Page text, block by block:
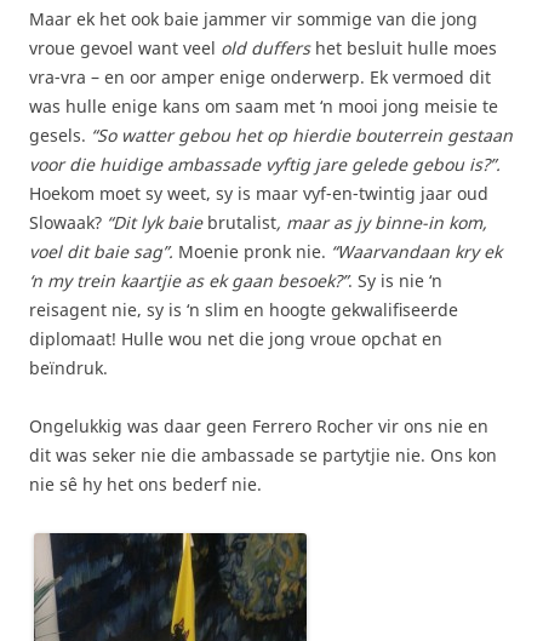
Maar ek het ook baie jammer vir sommige van die jong
vroue gevoel want veel old duffershet besluit hulle moes
vra-vra – en oor amper enige onderwerp. Ek vermoed dit
was hulle enige kans om saam met ‘n mooi jong meisie te
gesels. “So watter gebou het op hierdie bouterrein gestaan
voor die huidige ambassade vyftig jare gelede gebou is?”.
Hoekom moet sy weet, sy is maar vyf-en-twintig jaar oud
Slowaak? “Dit lyk baie brutalist, maar as jy binne-in kom,
voel dit baie sag”. Moenie pronk nie. “Waarvandaan kry ek
‘n my trein kaartjie as ek gaan besoek?”. Sy is nie ‘n
reisagent nie, sy is ‘n slim en hoogte gekwalifiseerde
diplomaat! Hulle wou net die jong vroue opchat en
beïndruk.
Ongelukkig was daar geen Ferrero Rocher vir ons nie en
dit was seker nie die ambassade se partytjie nie. Ons kon
nie sê hy het ons bederf nie.